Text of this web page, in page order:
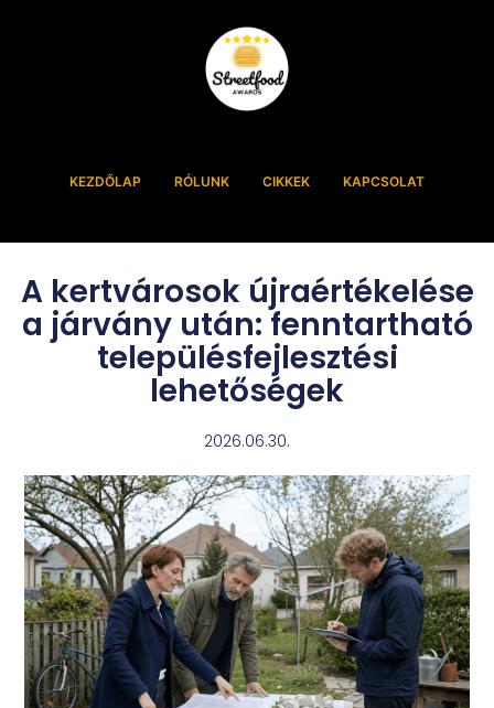
KEZDŐLAP RÓLUNK CIKKEK KAPCSOLAT
A kertvárosok újraértékelése
a járvány után: fenntartható
településfejlesztési
lehetőségek
2026.06.30.